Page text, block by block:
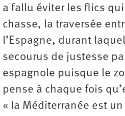
a fallu éviter les flics
chasse, la traversée
l’Espagne, durant
secourus de justesse
espagnole puisque le
pense à chaque fois
« la Méditerranée est